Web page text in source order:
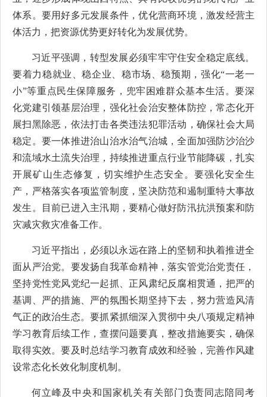
体系。要用好多元发展条件，优化营商环境，激发经营主
体活力，把资源优势更好转化为发展优势。
习近平强调，转型发展必须牢牢守住安全稳定底线。
要着力稳就业、稳企业、稳市场、稳预期，强化“一老一
小”等重点民生保障服务，兜牢困难群众基本生活。要深
化党建引领基层治理，强化社会治安整体防控，常态化开
展扫黑除恶，依法打击各类违法犯罪活动，确保社会大局
稳定。要一体推进治山治水治气治城，全面加强防沙治沙
和流域水土流失治理，持续推进重点行业节能降碳，扎实
开展矿山生态修复，切实维护生态安全。要强化安全生
产，严格落实各项监管制度，坚决防范和遏制重特大事故
发生。目前已进入主汛期，要精心做好防汛抗洪预案和防
灾减灾救灾准备工作。
习近平指出，必须以永远在路上的坚韧和执着推进全
面从严治党。要发扬自我革命精神，落实管党治党责任，
坚持党性党风党纪一起抓、正风肃纪反腐相贯通，把严的
基调、严的措施、严的氛围长期坚持下去，努力营造风清
气正的政治生态。要抓紧抓细深入贯彻中央八项规定精神
学习教育后续工作，查摆问题要真，整改措施要实，确保
取得实效。要及时总结学习教育成效和经验，完善作风建
设常态化长效化制度机制。
何立峰及中央和国家机关有关部门负责同志陪同考